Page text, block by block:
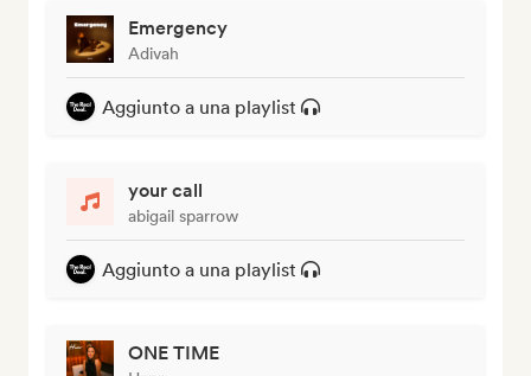
Emergency
Adivah
Aggiunto a una playlist
your call
abigail sparrow
Aggiunto a una playlist
ONE TIME